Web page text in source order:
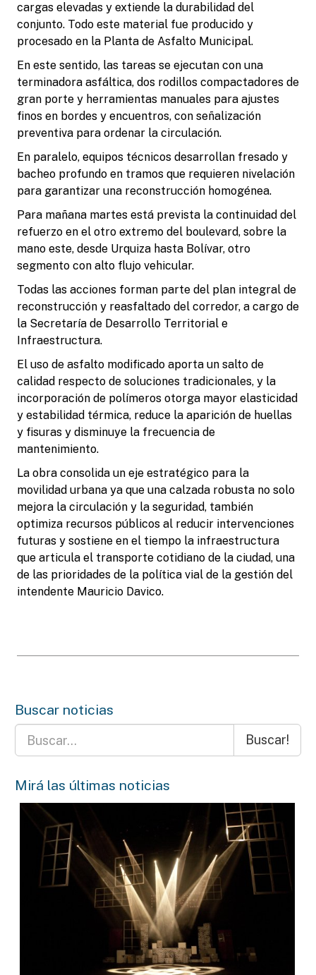
cargas elevadas y extiende la durabilidad del
conjunto. Todo este material fue producido y
procesado en la Planta de Asfalto Municipal.
En este sentido, las tareas se ejecutan con una
terminadora asfáltica, dos rodillos compactadores de
gran porte y herramientas manuales para ajustes
finos en bordes y encuentros, con señalización
preventiva para ordenar la circulación.
En paralelo, equipos técnicos desarrollan fresado y
bacheo profundo en tramos que requieren nivelación
para garantizar una reconstrucción homogénea.
Para mañana martes está prevista la continuidad del
refuerzo en el otro extremo del boulevard, sobre la
mano este, desde Urquiza hasta Bolívar, otro
segmento con alto flujo vehicular.
Todas las acciones forman parte del plan integral de
reconstrucción y reasfaltado del corredor, a cargo de
la Secretaría de Desarrollo Territorial e
Infraestructura.
El uso de asfalto modificado aporta un salto de
calidad respecto de soluciones tradicionales, y la
incorporación de polímeros otorga mayor elasticidad
y estabilidad térmica, reduce la aparición de huellas
y fisuras y disminuye la frecuencia de
mantenimiento.
La obra consolida un eje estratégico para la
movilidad urbana ya que una calzada robusta no solo
mejora la circulación y la seguridad, también
optimiza recursos públicos al reducir intervenciones
futuras y sostiene en el tiempo la infraestructura
que articula el transporte cotidiano de la ciudad, una
de las prioridades de la política vial de la gestión del
intendente Mauricio Davico.
Buscar noticias
Buscar!
Mirá las últimas noticias